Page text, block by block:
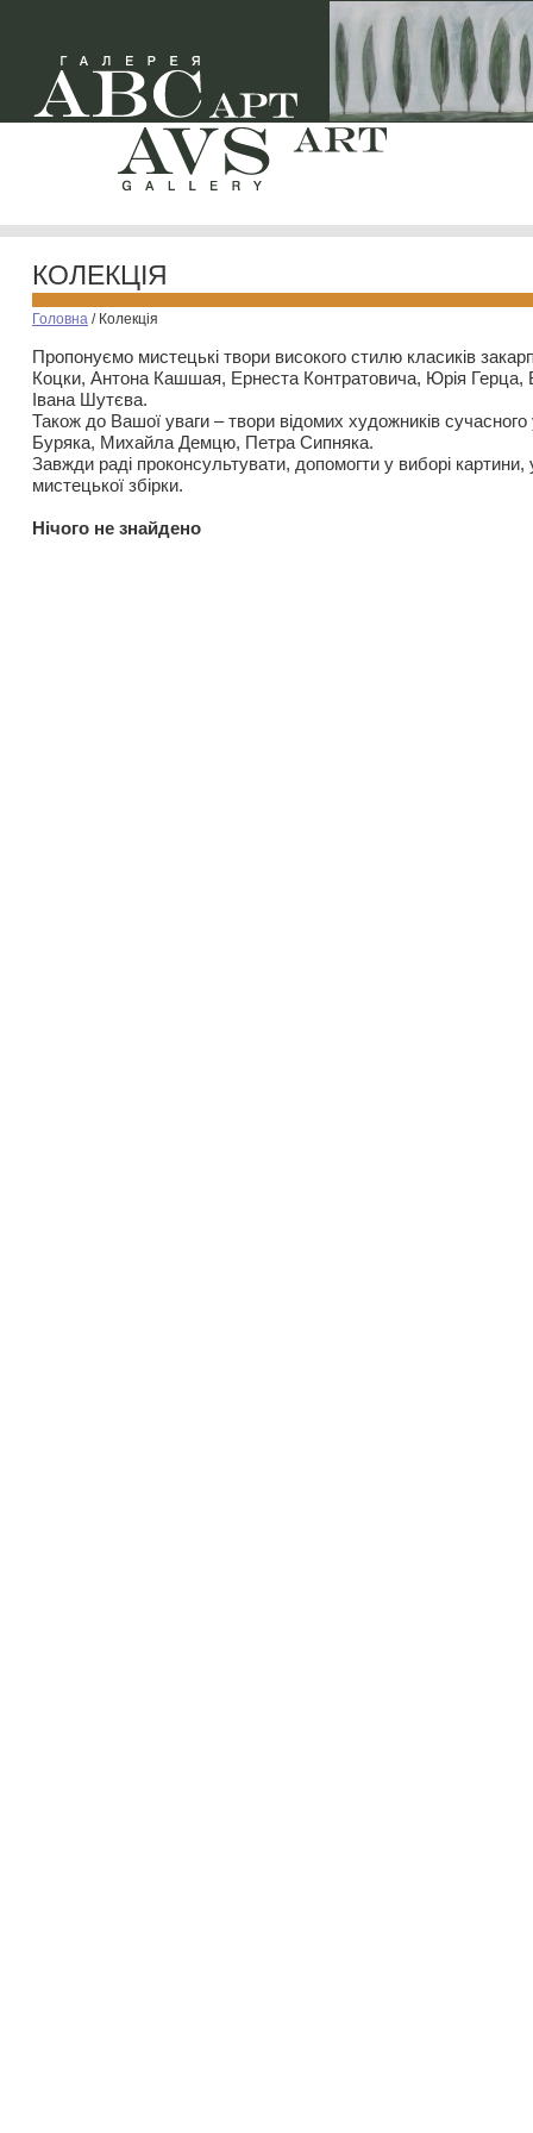
КОЛЕКЦІЯ
Головна / Колекція
Пропонуємо мистецькі твори високого стилю класиків
Коцки, Антона Кашшая, Ернеста Контратовича, Юрія
Івана Шутєва.
Також до Вашої уваги – твори відомих художників
Буряка, Михайла Демцю, Петра Сипняка.
Завжди раді проконсультувати, допомогти у виборі картини,
мистецької збірки.
Нiчого не знайдено